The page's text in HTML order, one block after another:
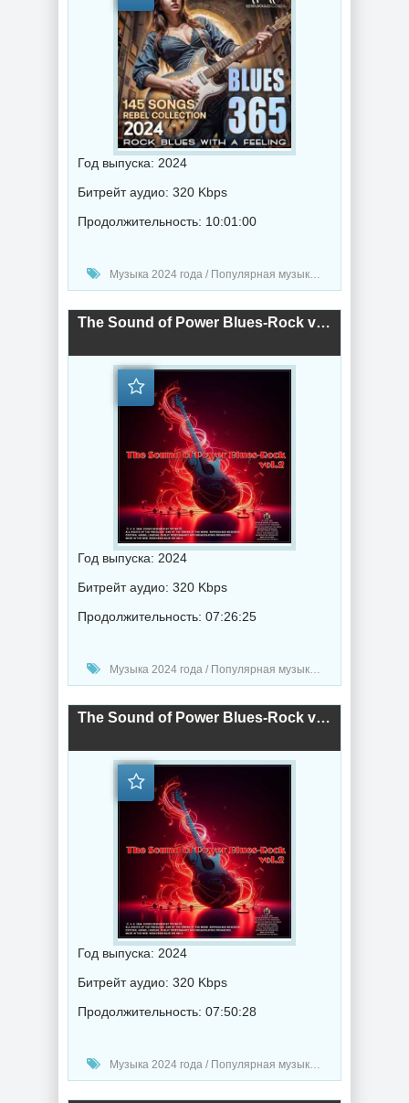
Год выпуска: 2024
Битрейт аудио: 320 Kbps
Продолжительность: 10:01:00
Музыка 2024 года / Популярная музыка / Фолк музыка / Блюз музыка / Музыка VA
The Sound of Power Blues-Rock vol.3 (2024) торрент
Год выпуска: 2024
Битрейт аудио: 320 Kbps
Продолжительность: 07:26:25
Музыка 2024 года / Популярная музыка / Рок - альтернативная музыка / Блюз музыка / Музыка VA
The Sound of Power Blues-Rock vol.2 (2024) торрент
Год выпуска: 2024
Битрейт аудио: 320 Kbps
Продолжительность: 07:50:28
Музыка 2024 года / Популярная музыка / Рок - альтернативная музыка / Блюз музыка / Музыка VA